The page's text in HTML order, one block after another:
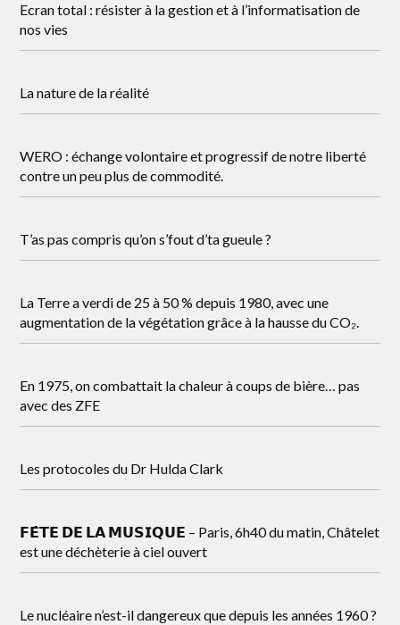
Ecran total : résister à la gestion et à l’informatisation de
nos vies
La nature de la réalité
WERO : échange volontaire et progressif de notre liberté
contre un peu plus de commodité.
T’as pas compris qu’on s’fout d’ta gueule ?
La Terre a verdi de 25 à 50 % depuis 1980, avec une
augmentation de la végétation grâce à la hausse du CO₂.
En 1975, on combattait la chaleur à coups de bière… pas
avec des ZFE
Les protocoles du Dr Hulda Clark
𝗙𝗘̂𝗧𝗘 𝗗𝗘 𝗟𝗔 𝗠𝗨𝗦𝗜𝗤𝗨𝗘 – Paris, 6h40 du matin, Châtelet
est une déchèterie à ciel ouvert
Le nucléaire n’est-il dangereux que depuis les années 1960 ?